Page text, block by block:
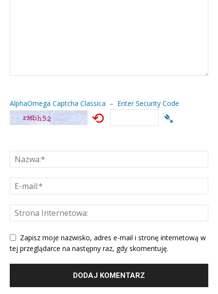
AlphaOmega Captcha Classica – Enter Security Code
⟲ ➴
Zapisz moje nazwisko, adres e-mail i stronę internetową w
tej przeglądarce na następny raz, gdy skomentuję.